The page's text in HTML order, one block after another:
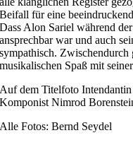
Beifall für eine
Dass Alon Sariel während
ansprechbar war und auch
sympathisch. Zwischendurch
musikalischen Spaß mit
Auf dem Titelfoto
Komponist Nimrod
Alle Fotos: Bernd Seydel